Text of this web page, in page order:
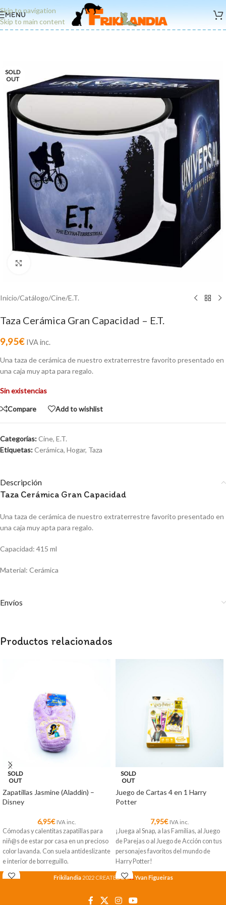
Skip to navigation
Skip to main content
MENU
SOLD
OUT
Inicio/Catálogo/Cine/E.T.
Taza Cerámica Gran Capacidad – E.T.
9,95€ IVA inc.
Una taza de cerámica de nuestro extraterrestre favorito presentado en
una caja muy apta para regalo.
Sin existencias
Compare Add to wishlist
Categorías:Cine, E.T.
Etiquetas:Cerámica, Hogar, Taza
Descripción
Taza Cerámica Gran Capacidad
Una taza de cerámica de nuestro extraterrestre favorito presentado en
una caja muy apta para regalo.
Capacidad: 415 ml
Material: Cerámica
Envíos
Productos relacionados
SOLD
OUT
Zapatillas Jasmine (Aladdin) –
Disney
6,95€ IVA inc.
Cómodas y calentitas zapatillas para
niñ@s de estar por casa en un precioso
color lavanda. Con suela antideslizante
e interior de borreguillo.
SOLD
OUT
Juego de Cartas 4 en 1 Harry
Potter
7,95€ IVA inc.
¡Juega al Snap, a las Familias, al Juego
de Parejas o al Juego de Acción con tus
personajes favoritos del mundo de
Harry Potter!
Frikilandia 2022 CREATED BYXYvan Figueiras